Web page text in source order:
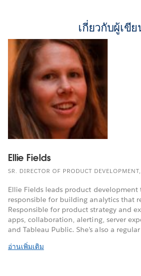
เกี่ยวกับผู้เขี
Ellie Fields
SR. DIRECTOR OF PRODUCT
Ellie Fields leads product development
responsible for building analytics that
Responsible for product strategy and
apps, collaboration, alerting, server
and Tableau Public. She's also a
อ่านเพิ่มเติม